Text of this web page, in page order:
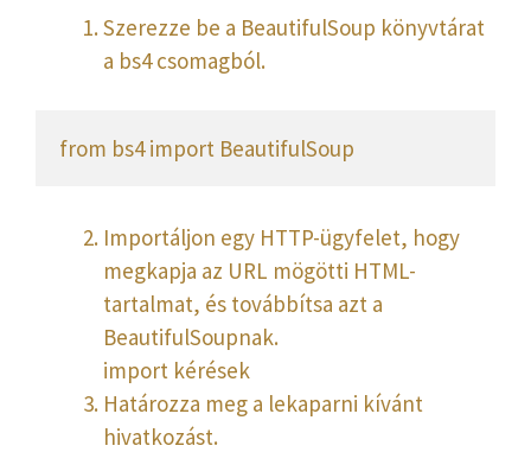
Szerezze be a BeautifulSoup könyvtárat
a bs4 csomagból.
from bs4 import BeautifulSoup
Importáljon egy HTTP-ügyfelet, hogy
megkapja az URL mögötti HTML-
tartalmat, és továbbítsa azt a
BeautifulSoupnak.
import kérések
Határozza meg a lekaparni kívánt
hivatkozást.